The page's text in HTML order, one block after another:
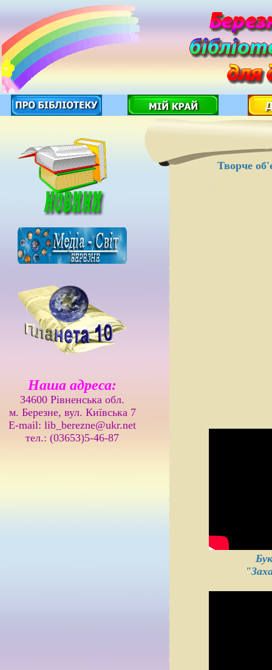
Наша адреса:
34600 Рівненська обл.
м. Березне, вул. Київська 7
E-mail: lib_berezne@ukr.net
тел.: (03653)5-46-87
Творче